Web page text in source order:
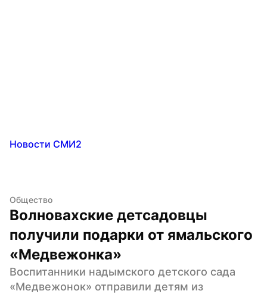
Новости СМИ2
Общество
Волновахские детсадовцы
получили подарки от ямальского
«Медвежонка»
Воспитанники надымского детского сада
«Медвежонок» отправили детям из